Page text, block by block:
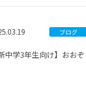
ブログ
新中学3年生向け】おお